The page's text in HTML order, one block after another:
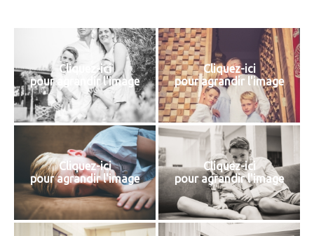
Cliquez-ici
pour agrandir l'image
Cliquez-ici
pour agrandir l'image
Cliquez-ici
pour agrandir l'image
Cliquez-ici
pour agrandir l'image